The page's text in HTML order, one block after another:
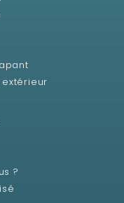
?